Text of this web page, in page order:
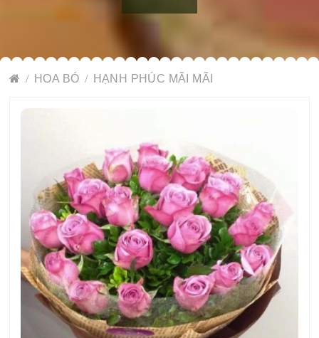
HOA BÓ HẠNH PHÚC MÃI MÃI